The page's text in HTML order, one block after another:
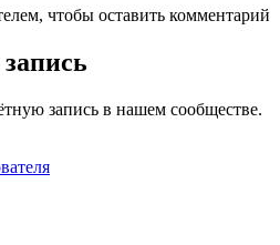
чтобы оставить комментарий
запись в нашем сообществе.